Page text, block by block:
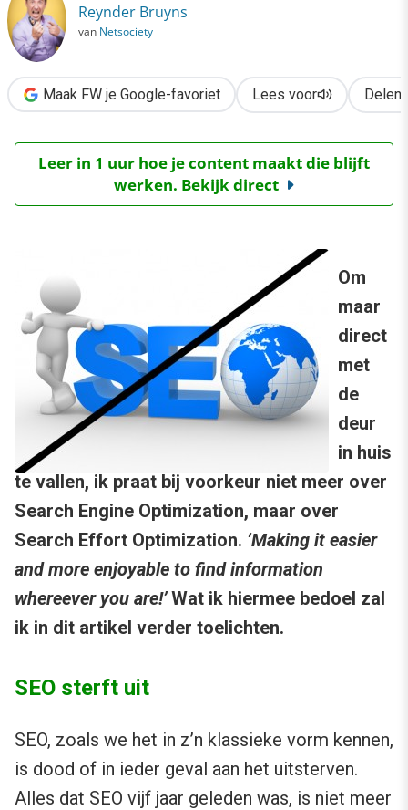
Reynder Bruyns
van Netsociety
Maak FW je Google-favoriet Lees voor Delen
Leer in 1 uur hoe je content maakt die blijft
werken. Bekijk direct
Om
maar
direct
met
de
deur
in huis
te vallen, ik praat bij voorkeur niet meer over
Search Engine Optimization, maar over
Search Effort Optimization. ‘Making it easier
and more enjoyable to find information
whereever you are!’Wat ik hiermee bedoel zal
ik in dit artikel verder toelichten.
SEO sterft uit
SEO, zoals we het in z’n klassieke vorm kennen,
is dood of in ieder geval aan het uitsterven.
Alles dat SEO vijf jaar geleden was, is niet meer